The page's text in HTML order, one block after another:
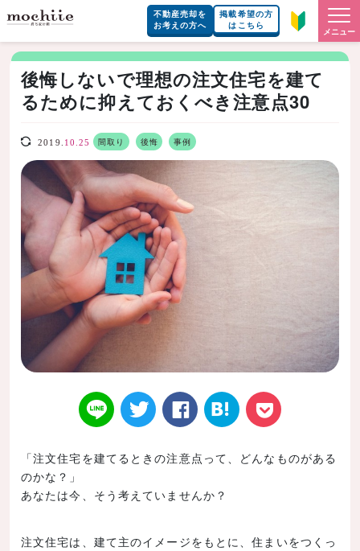
不動産売却を
お考えの方へ
掲載希望の方
はこちら
メニュー
後悔しないで理想の注文住宅を建て
るために抑えておくべき注意点30
2019. 10.25 間取り 後悔 事例
「注文住宅を建てるときの注意点って、どんなものがある
のかな？」
あなたは今、そう考えていませんか？
注文住宅は、建て主のイメージをもとに、住まいをつくっ